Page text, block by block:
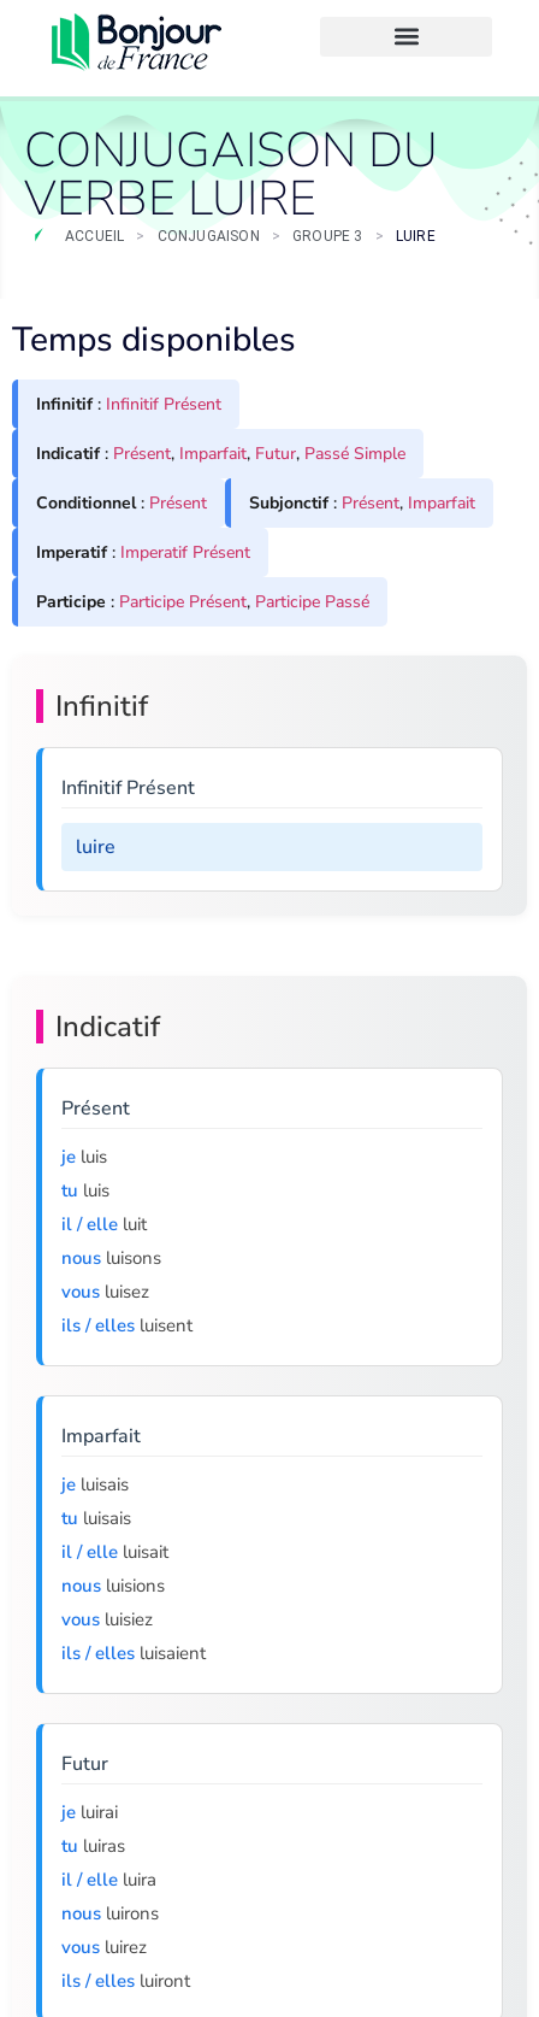
CONJUGAISON DU
VERBE LUIRE
ACCUEIL > CONJUGAISON > GROUPE 3 > LUIRE
Temps disponibles
Infinitif: Infinitif Présent
Indicatif: Présent, Imparfait, Futur, Passé Simple
Conditionnel: Présent Subjonctif: Présent, Imparfait
Imperatif: Imperatif Présent
Participe : Participe Présent, Participe Passé
Infinitif
Infinitif Présent
luire
Indicatif
Présent
je luis
tu luis
il / elle luit
nous luisons
vous luisez
ils / elles luisent
Imparfait
je luisais
tu luisais
il / elle luisait
nous luisions
vous luisiez
ils / elles luisaient
Futur
je luirai
tu luiras
il / elle luira
nous luirons
vous luirez
ils / elles luiront